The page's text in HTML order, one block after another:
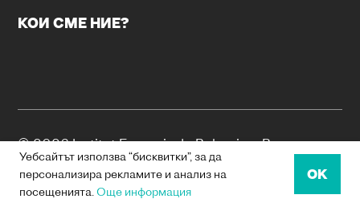
КОИ СМЕ НИЕ?
© 2026 Institut Français de Bulgarie – Всички
права запазени.
БИСКВИТКИ
Уебсайтът използва “бисквитки”, за да
персонализира рекламите и анализ на
посещенията.Още информация
OK